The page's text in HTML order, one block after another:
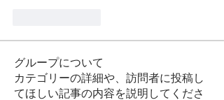
グループについて
カテゴリーの詳細や、訪問者に投稿し
てほしい記事の内容を説明してくださ